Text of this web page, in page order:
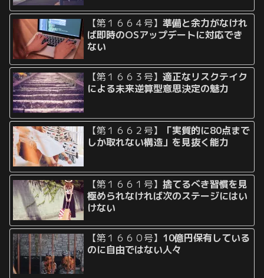
【第１６６４号】準備と余力がなけれ
ば即時のOSアップデートに対応でき
ない
【第１６６３号】適正なリスクテイク
による未来逆算型意思決定の魅力
【第１６６２号】
「実質的に80点まで
しか取れない構造」を見抜く能力
【第１６６１号】捨てるべき習慣を見
極められなければ次のステージにはい
けない
【第１６６０号】 10億円保有している
のに自由ではない人々